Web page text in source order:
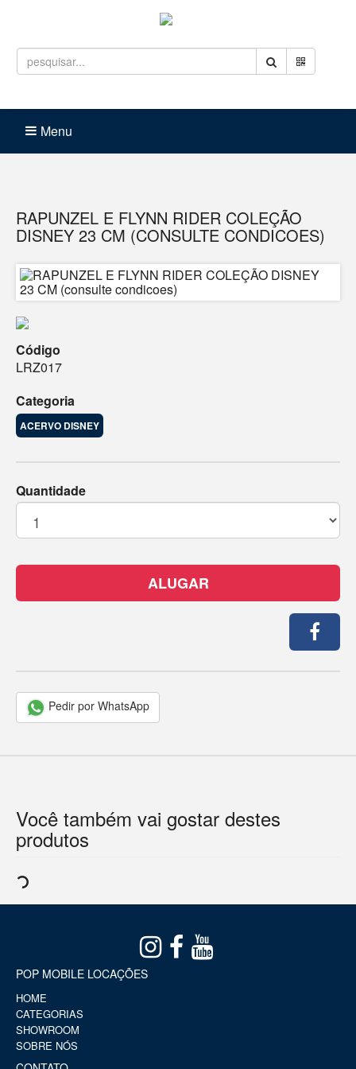
Menu
RAPUNZEL E FLYNN RIDER COLEÇÃO
DISNEY 23 CM (CONSULTE CONDICOES)
Código
LRZ017
Categoria
ACERVO DISNEY
Quantidade
ALUGAR
Pedir por WhatsApp
Você também vai gostar destes
produtos
POP MOBILE LOCAÇÕES
HOME
CATEGORIAS
SHOWROOM
SOBRE NÓS